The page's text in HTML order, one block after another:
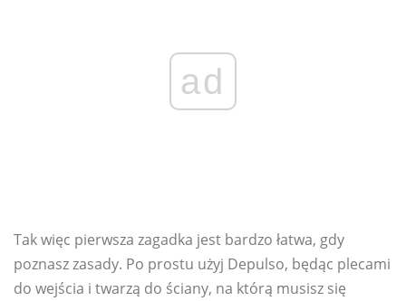
ad
Tak więc pierwsza zagadka jest bardzo łatwa, gdy
poznasz zasady. Po prostu użyj Depulso, będąc plecami
do wejścia i twarzą do ściany, na którą musisz się